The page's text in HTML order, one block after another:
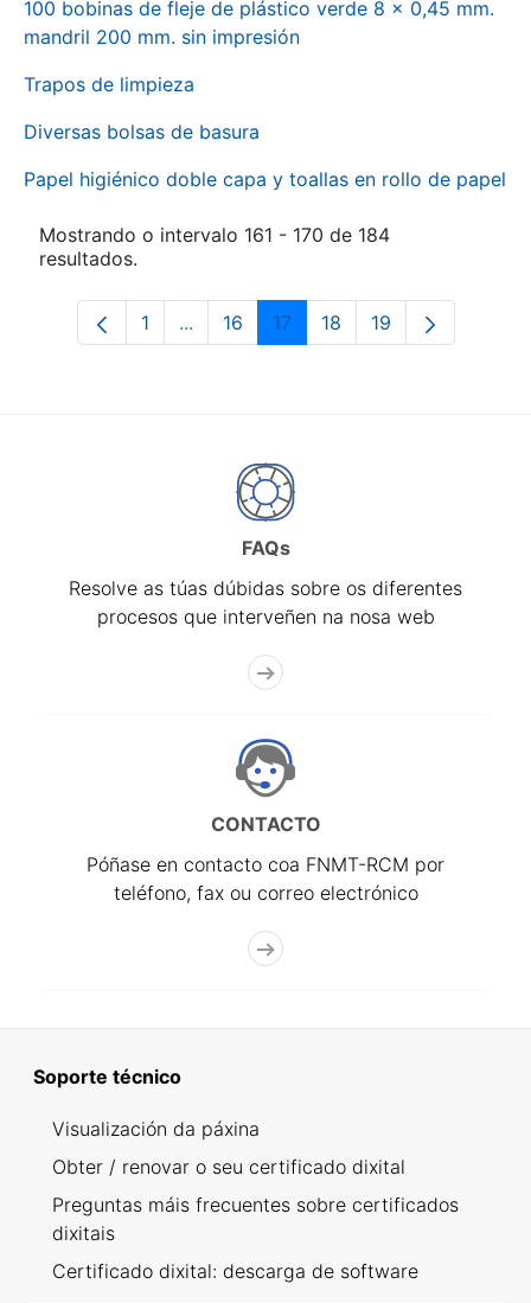
100 bobinas de fleje de plástico verde 8 x 0,45 mm.
mandril 200 mm. sin impresión
Trapos de limpieza
Diversas bolsas de basura
Papel higiénico doble capa y toallas en rollo de papel
Mostrando o intervalo 161 - 170 de 184
resultados.
Páxina
1 ...Páxinas intermedias Use pestaña
Páxina
16 Páxina
17 Páxina
18 Páxina
19
FAQs
Resolve as túas dúbidas sobre os diferentes
procesos que interveñen na nosa web
CONTACTO
Póñase en contacto coa FNMT-RCM por
teléfono, fax ou correo electrónico
Soporte técnico
Visualización da páxina
Obter / renovar o seu certificado dixital
Preguntas máis frecuentes sobre certificados
dixitais
Certificado dixital: descarga de software